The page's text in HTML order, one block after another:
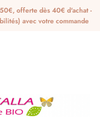
offerte dès 40€ d'achat -
avec votre commande